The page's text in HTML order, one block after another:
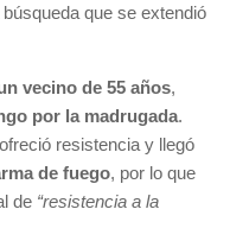
que se extendió
vecino de 55 años,
por la madrugada.
resistencia y llegó
de fuego, por lo que
de “resistencia a la